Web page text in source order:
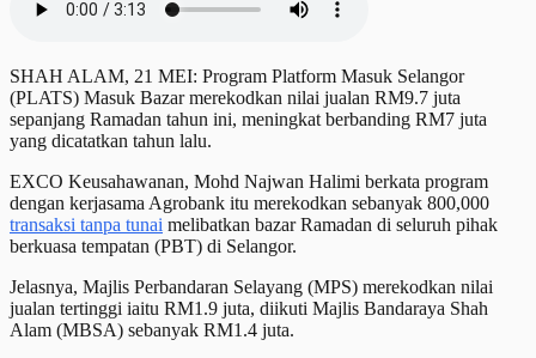
SHAH ALAM, 21 MEI: Program Platform Masuk Selangor
(PLATS) Masuk Bazar merekodkan nilai jualan RM9.7 juta
sepanjang Ramadan tahun ini, meningkat berbanding RM7 juta
yang dicatatkan tahun lalu.
EXCO Keusahawanan, Mohd Najwan Halimi berkata program
dengan kerjasama Agrobank itu merekodkan sebanyak 800,000
transaksi tanpa tunai melibatkan bazar Ramadan di seluruh pihak
berkuasa tempatan (PBT) di Selangor.
Jelasnya, Majlis Perbandaran Selayang (MPS) merekodkan nilai
jualan tertinggi iaitu RM1.9 juta, diikuti Majlis Bandaraya Shah
Alam (MBSA) sebanyak RM1.4 juta.